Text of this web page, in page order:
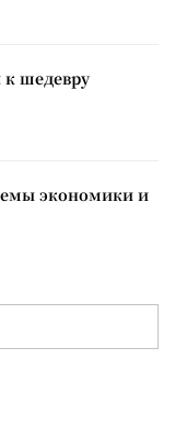
шедевру
экономики и